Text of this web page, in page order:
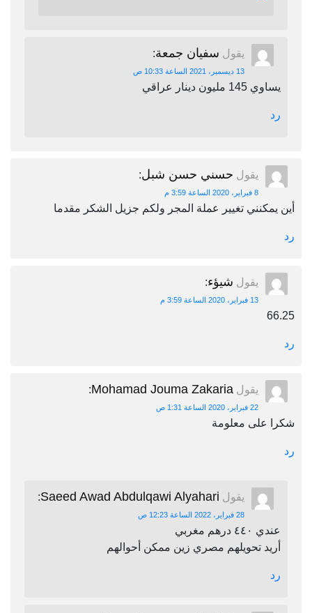
يقول سفيان جمعة:
13 ديسمبر، 2021 الساعة 10:33 ص
يساوي 145 مليون دينار عراقي
رد
يقول حسني حسن شبل:
8 فبراير، 2020 الساعة 3:59 م
أين يمكنني تغيير عملة المجر ولكم جزيل الشكر مقدما
رد
يقول شيؤء:
13 فبراير، 2020 الساعة 3:59 م
66.25
رد
يقول Mohamad Jouma Zakaria
:
22 فبراير، 2020 الساعة 1:31 ص
شكرا على معلومة
رد
يقول Saeed Awad Abdulqawi Alyahari
:
28 فبراير، 2022 الساعة 12:23 ص
عندي ٤٤٠ درهم مغربي
أريد تحويلهم مصري زين ممكن أحوالهم
رد